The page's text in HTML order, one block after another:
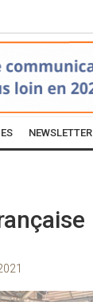
NEWSLETTER